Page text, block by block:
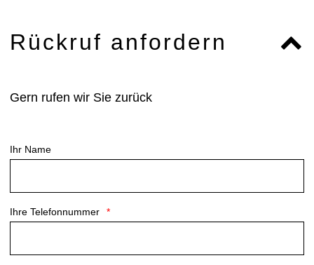
Rückruf anfordern
Gern rufen wir Sie zurück
Ihr Name
Ihre Telefonnummer